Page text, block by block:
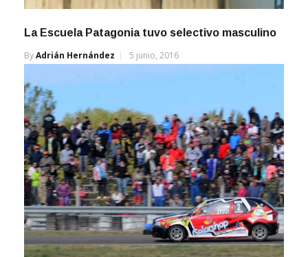
La Escuela Patagonia tuvo selectivo masculino
ByAdrián Hernández 5 junio, 2016